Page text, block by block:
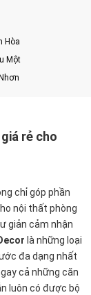
Hòa
Một
rẻ cho
chỉ góp phần
nội thất phòng
giản cảm nhận
là những loại
đa dạng nhất
cả những căn
luôn có được bộ